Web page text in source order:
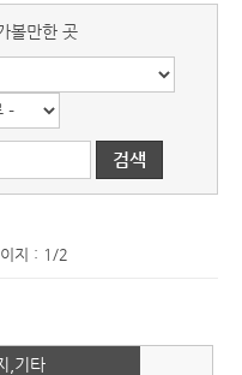
볼만한 곳
지 : 1/2
,기타